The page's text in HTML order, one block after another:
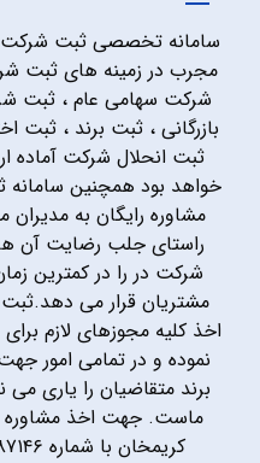
سامانه تخصصی ثبت شرکت
مجرب در زمینه های ثبت
شرکت سهامی عام ، ثبت
بازرگانی ، ثبت برند ، ثبت
ثبت انحلال شرکت آماده
خواهد بود همچنین
مشاوره رایگان به
راستای جلب رضایت آن
شرکت در را در کمترین
مشتریان قرار می
اخذ کلیه مجوزهای لازم
نموده و در تمامی امور
برند متقاضیان را یاری
ماست. جهت اخذ مشاوره
کریمخان با شماره ۰۲۱۸۷۱۴۶ تماس حاصل فرمایید.